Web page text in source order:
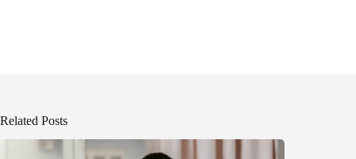
Related Posts